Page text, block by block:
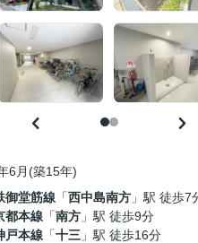
6月(築15年)
御堂筋線 「西中島南方 」駅 徒歩7
都本線 「南方 」駅 徒歩9分
戸本線 「十三 」駅 徒歩16分